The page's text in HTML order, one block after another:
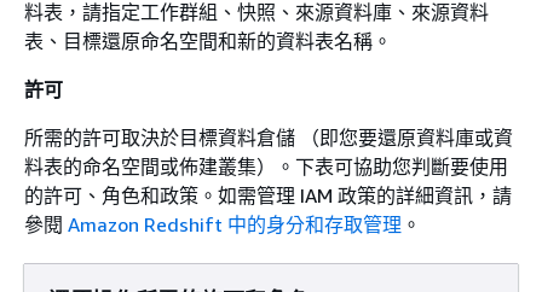
料表，請指定工作群組、快照、來源資料庫、來源資料
表、目標還原命名空間和新的資料表名稱。
許可
所需的許可取決於目標資料倉儲 （即您要還原資料庫或資
料表的命名空間或佈建叢集）。下表可協助您判斷要使用
的許可、角色和政策。如需管理 IAM 政策的詳細資訊，請
參閱 Amazon Redshift 中的身分和存取管理 。